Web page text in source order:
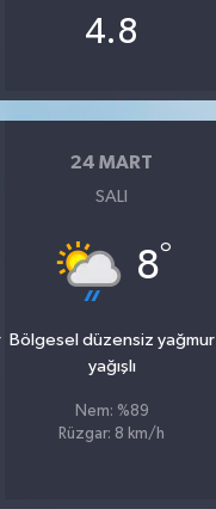
4.8
24 MART
SALI
8°
Bölgesel düzensiz yağmur
yağışlı
Nem: %89
Rüzgar: 8 km/h